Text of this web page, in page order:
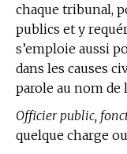
chaque tribunal,
publics et y
s’emploie aussi
dans les causes
parole au nom de
Officier public,
quelque charge